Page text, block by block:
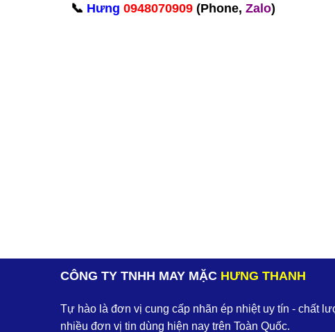
‪📞 Hưng 0948070909 (Phone, Zalo)‬
CÔNG TY TNHH MAY MẶC HƯNG THANH
Tự hào là đơn vị cung cấp nhãn ép nhiệt uy tín - chất
nhiều đơn vị tin dùng hiện nay trên Toàn Quốc.